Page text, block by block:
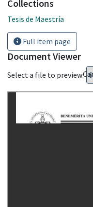
Collections
Tesis de Maestría
Full item page
Document Viewer
Select a file to preview: